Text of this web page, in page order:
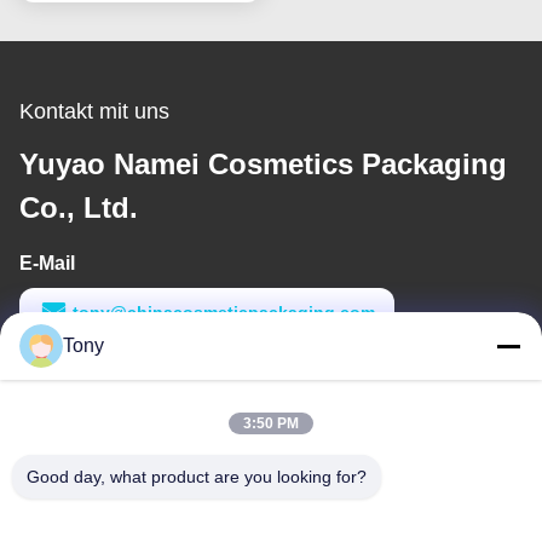
Verpackung
Kontakt mit uns
Yuyao Namei Cosmetics Packaging
Co., Ltd.
E-Mail
tony@chinacosmeticpackaging.com
Arbeitszeit
Tony
3:50 PM
Good day, what product are you looking for?